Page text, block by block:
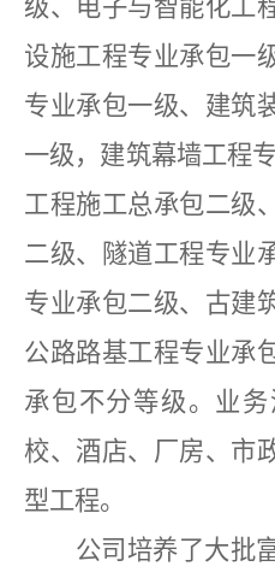
级、电子与智能化工
设施工程专业承包一
专业承包一级、建筑
一级，建筑幕墙工程
工程施工总承包二级
二级、隧道工程专业
专业承包二级、古建
公路路基工程专业承
承包不分等级。业
校、酒店、厂房、市
型工程。
公司培养了大批